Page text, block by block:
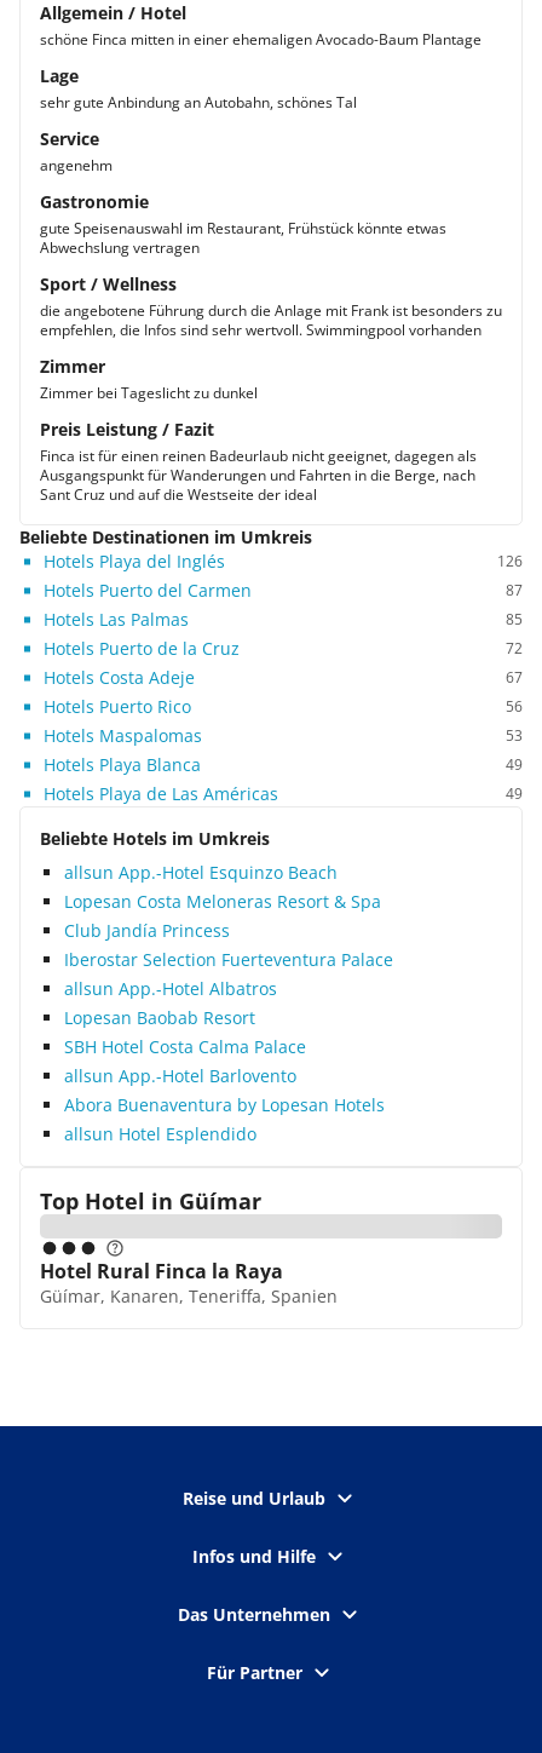
Allgemein / Hotel
schöne Finca mitten in einer ehemaligen Avocado-Baum Plantage
Lage
sehr gute Anbindung an Autobahn, schönes Tal
Service
angenehm
Gastronomie
gute Speisenauswahl im Restaurant, Frühstück könnte etwas
Abwechslung vertragen
Sport / Wellness
die angebotene Führung durch die Anlage mit Frank ist besonders zu
empfehlen, die Infos sind sehr wertvoll. Swimmingpool vorhanden
Zimmer
Zimmer bei Tageslicht zu dunkel
Preis Leistung / Fazit
Finca ist für einen reinen Badeurlaub nicht geeignet, dagegen als
Ausgangspunkt für Wanderungen und Fahrten in die Berge, nach
Sant Cruz und auf die Westseite der ideal
Beliebte Destinationen im Umkreis
Hotels Playa del Inglés
126
Hotels Puerto del Carmen 87
Hotels Las Palmas 85
Hotels Puerto de la Cruz 72
Hotels Costa Adeje 67
Hotels Puerto Rico 56
Hotels Maspalomas 53
Hotels Playa Blanca 49
Hotels Playa de Las Américas 49
Beliebte Hotels im Umkreis
allsun App.-Hotel Esquinzo Beach
Lopesan Costa Meloneras Resort & Spa
Club Jandía Princess
Iberostar Selection Fuerteventura Palace
allsun App.-Hotel Albatros
Lopesan Baobab Resort
SBH Hotel Costa Calma Palace
allsun App.-Hotel Barlovento
Abora Buenaventura by Lopesan Hotels
allsun Hotel Esplendido
Top Hotel in Güímar
Hotel Rural Finca la Raya
Güímar, Kanaren, Teneriffa, Spanien
Reise und Urlaub
Infos und Hilfe
Das Unternehmen
Für Partner